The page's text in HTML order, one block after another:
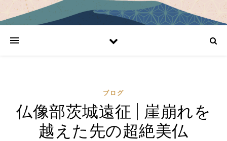
ブログ
仏像部茨城遠征 | 崖崩れを
越えた先の超絶美仏